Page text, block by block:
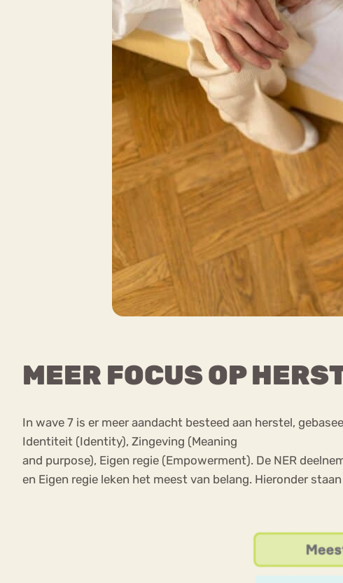
MEER FOCUS OP
In wave 7 is er meer aandacht besteed aan herstel,
Identiteit (Identity), Zingeving (Meaning
and purpose), Eigen regie (Empowerment). De NER
en Eigen regie leken het meest van belang. Hieronder